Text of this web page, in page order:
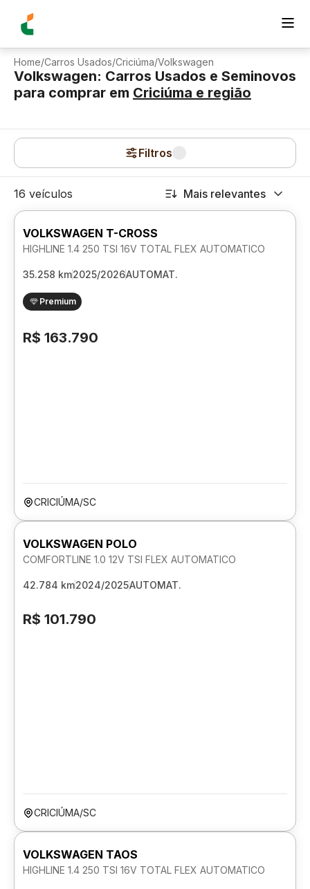
Home/Carros Usados/Criciúma/Volkswagen
Volkswagen: Carros Usados e Seminovos
para comprar em Criciúma e região
Filtros
16 veículos Mais relevantes
VOLKSWAGEN T-CROSS
HIGHLINE 1.4 250 TSI 16V TOTAL FLEX AUTOMATICO
35.258 km2025/2026AUTOMAT.
Premium
R$ 163.790
CRICIÚMA/SC
VOLKSWAGEN POLO
COMFORTLINE 1.0 12V TSI FLEX AUTOMATICO
42.784 km2024/2025AUTOMAT.
R$ 101.790
CRICIÚMA/SC
VOLKSWAGEN TAOS
HIGHLINE 1.4 250 TSI 16V TOTAL FLEX AUTOMATICO